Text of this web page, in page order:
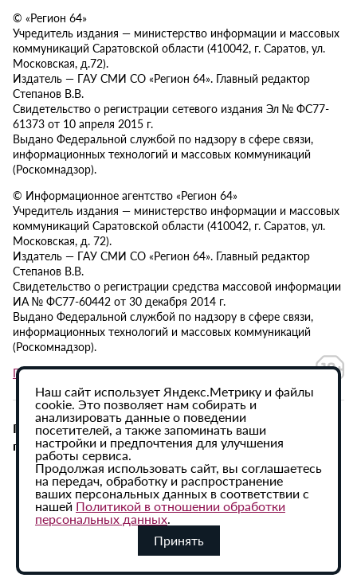
© «Регион 64»
Учредитель издания — министерство информации и массовых
коммуникаций Саратовской области (410042, г. Саратов, ул.
Московская, д.72).
Издатель — ГАУ СМИ СО «Регион 64». Главный редактор
Степанов В.В.
Свидетельство о регистрации сетевого издания Эл № ФС77-
61373 от 10 апреля 2015 г.
Выдано Федеральной службой по надзору в сфере связи,
информационных технологий и массовых коммуникаций
(Роскомнадзор).
© Информационное агентство «Регион 64»
Учредитель издания — министерство информации и массовых
коммуникаций Саратовской области (410042, г. Саратов, ул.
Московская, д. 72).
Издатель — ГАУ СМИ СО «Регион 64». Главный редактор
Степанов В.В.
Свидетельство о регистрации средства массовой информации
ИА № ФС77-60442 от 30 декабря 2014 г.
Выдано Федеральной службой по надзору в сфере связи,
информационных технологий и массовых коммуникаций
(Роскомнадзор).
Политика в отношении обработки персональных данных
При использовании материалов сайта активная
гиперссылка на ИА «Регион 64» обязательна.
Наш сайт использует Яндекс.Метрику и файлы
cookie. Это позволяет нам собирать и
анализировать данные о поведении
посетителей, а также запоминать ваши
настройки и предпочтения для улучшения
работы сервиса.
Продолжая использовать сайт, вы соглашаетесь
на передач, обработку и распространение
ваших персональных данных в соответствии с
нашей Политикой в отношении обработки
персональных данных.
Принять